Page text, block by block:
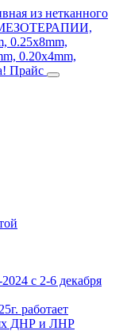
из нетканного
0.25x8mm,
0.20x4mm,
Прайс
с 2-6 декабря
работает
ДНР и ЛНР